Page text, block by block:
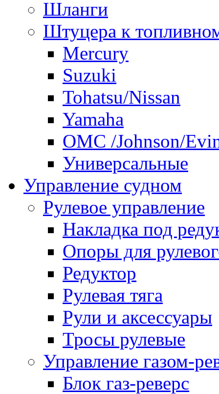
Шланги
Штуцера к
Mercury
Suzuki
Tohatsu/Nissan
Yamaha
ОМС /Johnson/
Универсальные
Управление судном
Рулевое управление
Накладка под
Опоры для
Редуктор
Рулевая тяга
Рули и аксессуары
Тросы рулевые
Управление газом-
Блок газ-реверс